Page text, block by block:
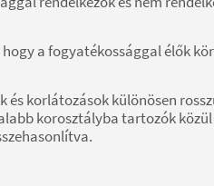
a fogyatékossággal élők
és korlátozások különösen
korosztályba tartozók